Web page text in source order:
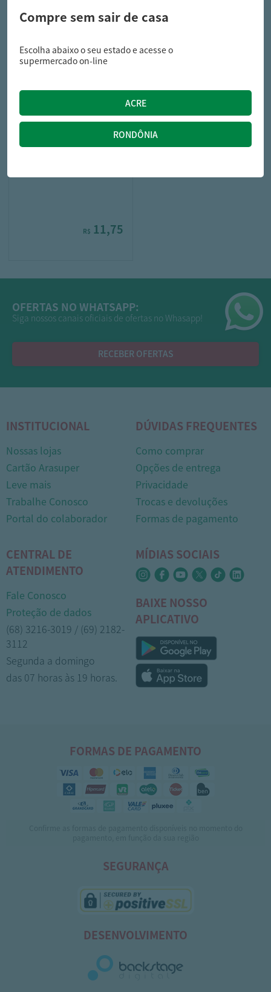
R$ 11,75
OFERTAS NO WHATSAPP:
Siga nossos canais oficiais de ofertas no Whasapp!
RECEBER OFERTAS
INSTITUCIONAL
Nossas lojas
Cartão Arasuper
Leve mais
Trabalhe Conosco
Portal do colaborador
DÚVIDAS FREQUENTES
Como comprar
Opções de entrega
Privacidade
Trocas e devoluções
Formas de pagamento
CENTRAL DE
ATENDIMENTO
Fale Conosco
Proteção de dados
(68) 3216-3019 / (69) 2182-
3112
Segunda a domingo
das 07 horas às 19 horas.
MÍDIAS SOCIAIS
BAIXE NOSSO
APLICATIVO
FORMAS DE PAGAMENTO
SEGURANÇA
DESENVOLVIMENTO
Compre sem sair de casa
Escolha abaixo o seu estado e acesse o
supermercado on-line